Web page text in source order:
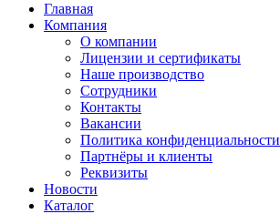
Главная
Компания
О компании
Лицензии и сертификаты
Наше производство
Сотрудники
Контакты
Вакансии
Политика конфиденциальности
Партнёры и клиенты
Реквизиты
Новости
Каталог